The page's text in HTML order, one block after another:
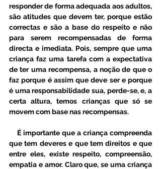
responder de forma adequada aos adultos,
são atitudes que devem ter, porque estão
correctas e são a base do respeito e não
para serem recompensadas de forma
directa e imediata. Pois, sempre que uma
criança faz uma tarefa com a expectativa
de ter uma recompensa, a noção de que o
faz porque é assim que deve ser e porque
é uma responsabilidade sua, perde-se, e, a
certa altura, temos crianças que só se
movem com base nas recompensas.
que tem deveres e que tem direitos e que
entre eles, existe respeito, compreensão,
empatia e amor. Claro que, se uma criança